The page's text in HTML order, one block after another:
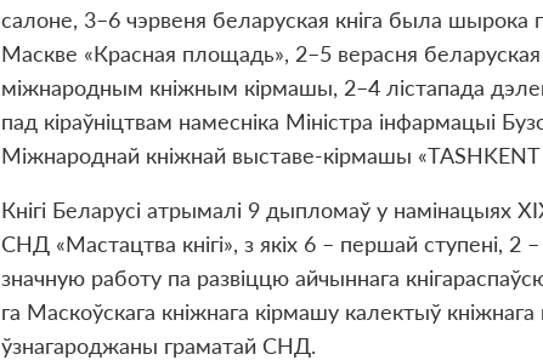
салоне, 3–6 чэрвеня беларуская кніга была
Маскве «Красная площадь», 2–5 верасня
міжнародным кніжным кірмашы, 2–4 лістапада
пад кіраўніцтвам намесніка Міністра інфармацыі
Міжнароднай кніжнай выставе-кірмашы «TASHKENT
Кнігі Беларусі атрымалі 9 дыпломаў у намінацыях
СНД «Мастацтва кнігі», з якіх 6 – першай ступені, 2
значную работу па развіццю айчыннага
га Маскоўскага кніжнага кірмашу калектыў
ўзнагароджаны граматай СНД.